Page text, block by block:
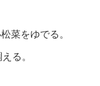
菜をゆでる。
る。